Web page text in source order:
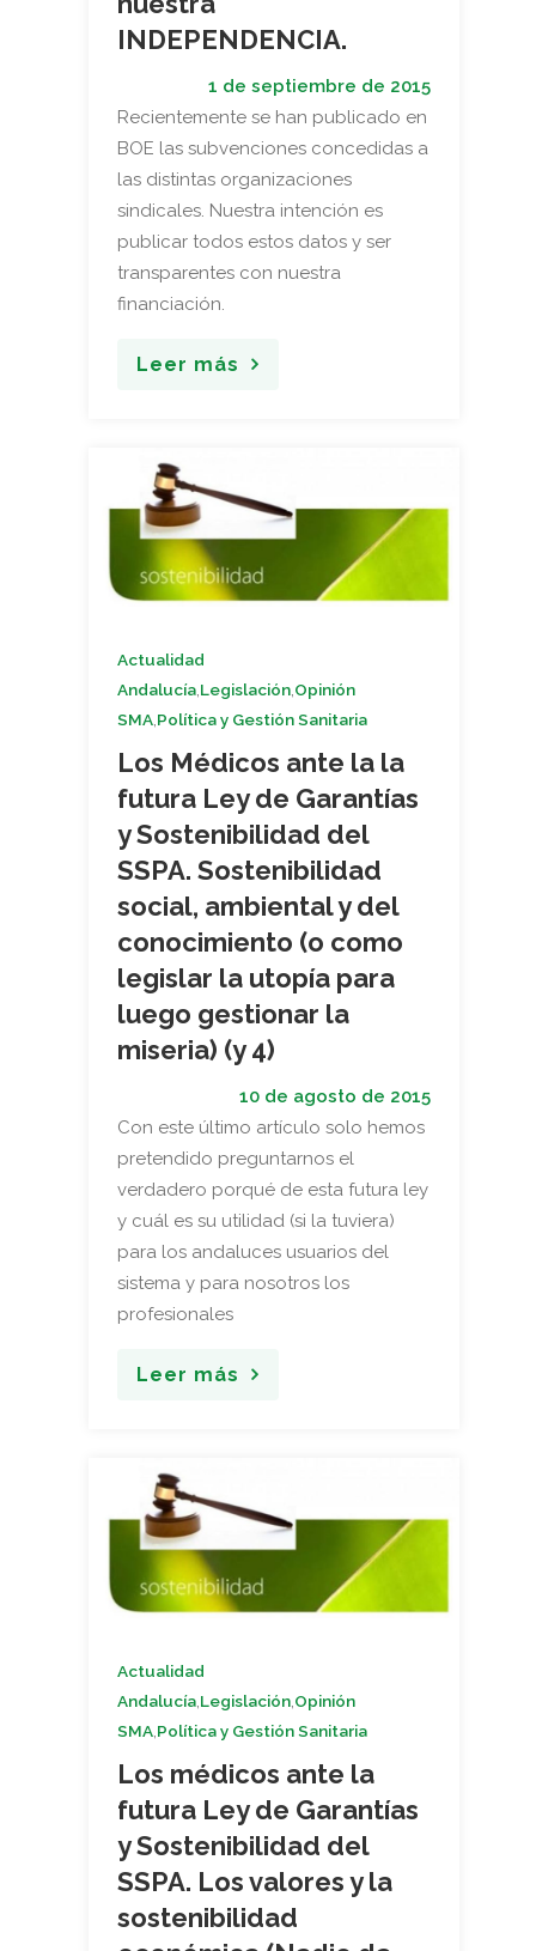
INDEPENDENCIA.
1 de septiembre de 2015
Recientemente se han publicado en
BOE las subvenciones concedidas a
las distintas organizaciones
sindicales. Nuestra intención es
publicar todos estos datos y ser
transparentes con nuestra
financiación.
Leer más
Actualidad
Andalucía,Legislación,Opinión
SMA,Política y Gestión Sanitaria
Los Médicos ante la la
futura Ley de Garantías
y Sostenibilidad del
SSPA. Sostenibilidad
social, ambiental y del
conocimiento (o como
legislar la utopía para
luego gestionar la
miseria) (y 4)
10 de agosto de 2015
Con este último artículo solo hemos
pretendido preguntarnos el
verdadero porqué de esta futura ley
y cuál es su utilidad (si la tuviera)
para los andaluces usuarios del
sistema y para nosotros los
profesionales
Leer más
Actualidad
Andalucía,Legislación,Opinión
SMA,Política y Gestión Sanitaria
Los médicos ante la
futura Ley de Garantías
y Sostenibilidad del
SSPA. Los valores y la
sostenibilidad